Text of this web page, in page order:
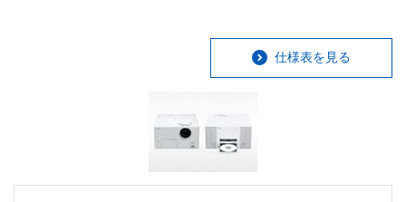
仕様表を見る